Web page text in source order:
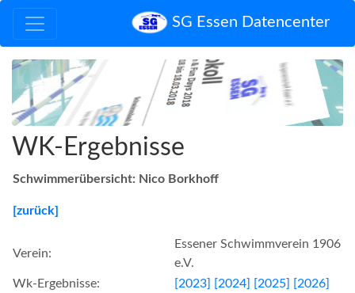
SG Essen Datencenter
WK-Ergebnisse
Schwimmerübersicht: Nico Borkhoff
[zurück]
Verein:
Essener Schwimmverein 1906
e.V.
Wk-Ergebnisse:
[2023] [2024] [2025]
[2026]